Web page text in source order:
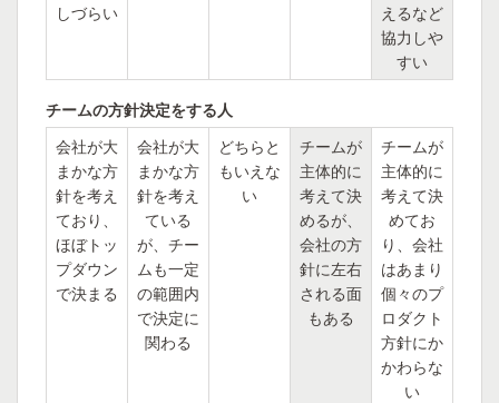
しづらい
えるなど
協力しや
すい
チームの方針決定をする人
会社が大
まかな方
針を考え
ており、
ほぼトッ
プダウン
で決まる
会社が大
まかな方
針を考え
ている
が、チー
ムも一定
の範囲内
で決定に
関わる
どちらと
もいえな
い
チームが
主体的に
考えて決
めるが、
会社の方
針に左右
される面
もある
チームが
主体的に
考えて決
めてお
り、会社
はあまり
個々のプ
ロダクト
方針にか
かわらな
い